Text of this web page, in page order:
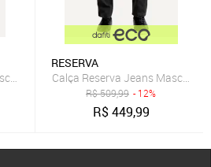
Slim Color Cinza Claro
RESERVA
Calça Reserva Jeans
R$509,99 - 12%
R$449,99